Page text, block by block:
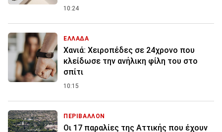
10:24
ΕΛΛΑΔΑ
Χανιά: Χειροπέδες σε 24χρονο που
κλείδωσε την ανήλικη φίλη του στο
σπίτι
10:15
ΠΕΡΙΒΑΛΛΟΝ
Οι 17 παραλίες της Αττικής που έχουν